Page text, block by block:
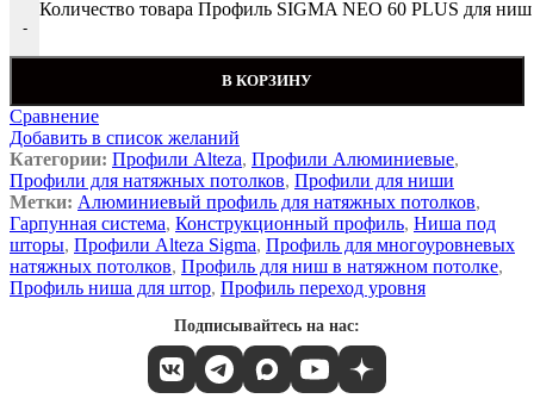
-
Количество товара Профиль SIGMA NEO 60 PLUS для
В КОРЗИНУ
Сравнение
Добавить в список желаний
Категории: Профили Alteza, Профили Алюминиевые,
Профили для натяжных потолков, Профили для ниши
Метки: Алюминиевый профиль для натяжных потолков,
Гарпунная система, Конструкционный профиль, Ниша под
шторы, Профили Alteza Sigma, Профиль для многоуровневых
натяжных потолков, Профиль для ниш в натяжном потолке,
Профиль ниша для штор, Профиль переход уровня
Подписывайтесь на нас: